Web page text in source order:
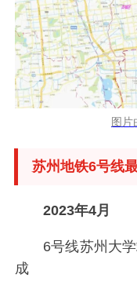
图片
苏州地铁6号线
2023年4月
6号线苏州大
成